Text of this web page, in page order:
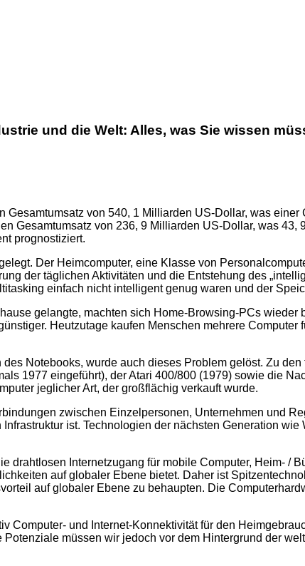
und die Welt: Alles, was Sie wissen
von 540, 1 Milliarden US-Dollar, was
Gesamtumsatz von 236, 9 Milliarden US-Dollar, was 43,
prognostiziert.
Der Heimcomputer, eine Klasse von
der täglichen Aktivitäten und die Entstehung des
einfach nicht intelligent genug waren und der
gelangte, machten sich Home-Browsing-PCs wieder
Heutzutage kaufen Menschen mehrere
Notebooks, wurde auch dieses Problem gelöst. Zu
1977 eingeführt), der Atari 400/800 (1979) sowie die
jeglicher Art, der großflächig verkauft wurde.
zwischen Einzelpersonen, Unternehmen und
ist. Technologien der nächsten Generation
Internetzugang für mobile Computer, Heim- /
auf globaler Ebene bietet. Daher ist
auf globaler Ebene zu behaupten. Die
Computer- und Internet-Konnektivität für den
müssen wir jedoch vor dem Hintergrund der